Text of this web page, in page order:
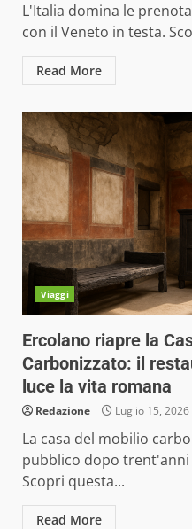
L'Italia domina le
con il Veneto in testa.
Read More
Viaggi
Ercolano riapre la
Carbonizzato: il
luce la vita romana
Redazione Luglio 15, 2026
La casa del mobilio
pubblico dopo
Scopri questa...
Read More